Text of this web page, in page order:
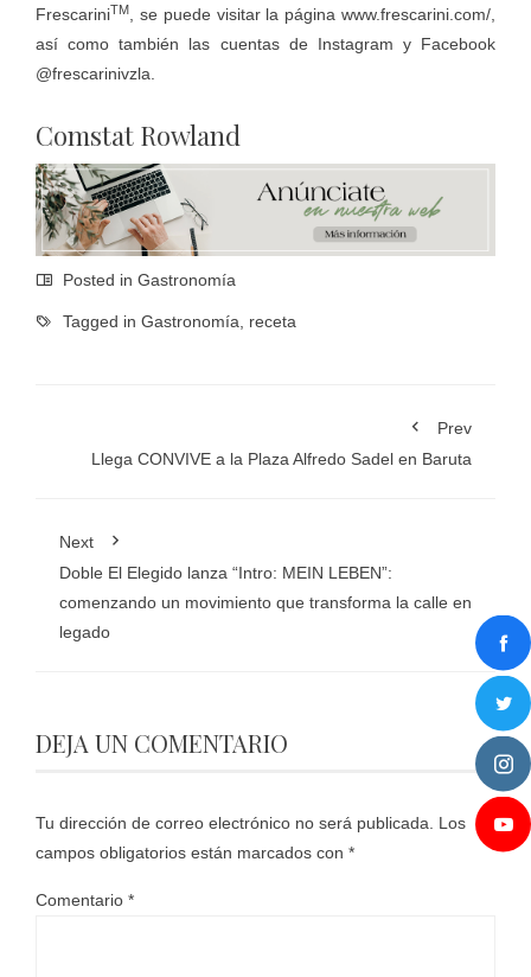
FrescariniTM, se puede visitar la página www.frescarini.com/,
así como también las cuentas de Instagram y Facebook
@frescarinivzla.
Comstat Rowland
Posted in Gastronomía
Tagged in Gastronomía receta
Prev
Llega CONVIVE a la Plaza Alfredo Sadel en Baruta
Next
Doble El Elegido lanza “Intro: MEIN LEBEN”:
comenzando un movimiento que transforma la calle en
legado
DEJA UN COMENTARIO
Tu dirección de correo electrónico no será publicada.
Los
campos obligatorios están marcados con *
Comentario *